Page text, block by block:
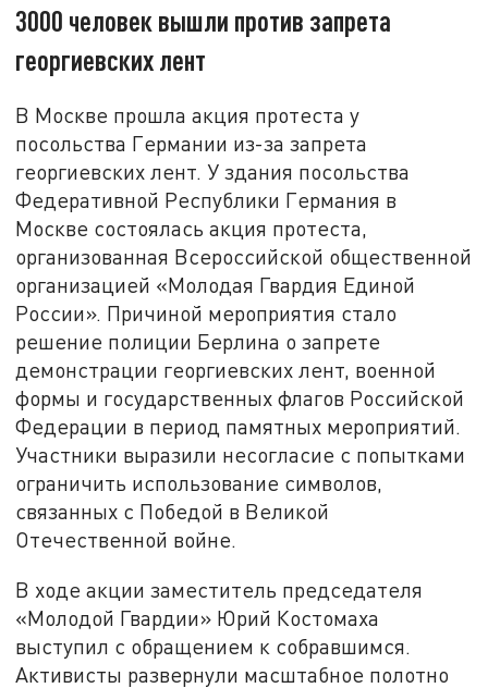
3000 человек вышли против запрета
георгиевских лент
В Москве прошла акция протеста у
посольства Германии из-за запрета
георгиевских лент. У здания посольства
Федеративной Республики Германия в
Москве состоялась акция протеста,
организованная Всероссийской общественной
организацией «Молодая Гвардия Единой
России». Причиной мероприятия стало
решение полиции Берлина о запрете
демонстрации георгиевских лент, военной
формы и государственных флагов Российской
Федерации в период памятных мероприятий.
Участники выразили несогласие с попытками
ограничить использование символов,
связанных с Победой в Великой
Отечественной войне.
В ходе акции заместитель председателя
«Молодой Гвардии» Юрий Костомаха
выступил с обращением к собравшимся.
Активисты развернули масштабное полотно